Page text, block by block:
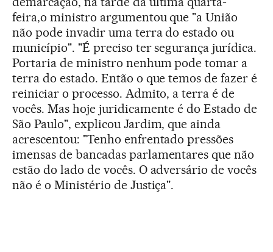
feira,o ministro argumentou que "a União
não pode invadir uma terra do estado ou
município". "É preciso ter segurança jurídica.
Portaria de ministro nenhum pode tomar a
terra do estado. Então o que temos de fazer é
reiniciar o processo. Admito, a terra é de
vocês. Mas hoje juridicamente é do Estado de
São Paulo", explicou Jardim, que ainda
acrescentou: "Tenho enfrentado pressões
imensas de bancadas parlamentares que não
estão do lado de vocês. O adversário de vocês
não é o Ministério de Justiça".